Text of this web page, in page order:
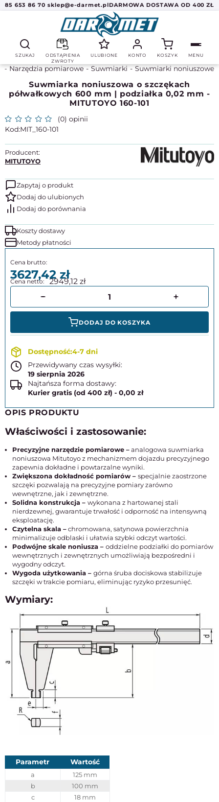
85 653 86 70 sklep@e-darmet.plDARMOWA DOSTAWA OD 400 ZŁ
SZUKAJ
ODSTĄPIENIA
ZWROTY
ULUBIONE KONTO KOSZYK MENU
Narzędzia pomiarowe Suwmiarki Suwmiarki noniuszowe
Suwmiarka noniuszowa o szczękach
półwałkowych 600 mm | podziałka 0,02 mm -
MITUTOYO 160-101
(0) opinii
MIT_160-101
Producent:
MITUTOYO
Zapytaj o produkt
Koszty dostawy
Metody płatności
3627,422949,12
DODAJ DO KOSZYKA
4-7 dni
Przewidywany czas wysyłki:
19 sierpnia 2026
Najtańsza forma dostawy:
Kurier gratis (od 400 zł) - 0,00 zł
OPIS PRODUKTU
Właściwości i zastosowanie:
Precyzyjne narzędzie pomiarowe –analogowa suwmiarka
noniuszowa Mitutoyo z mechanizmem dojazdu precyzyjnego
zapewnia dokładne i powtarzalne wyniki.
Zwiększona dokładność pomiarów – specjalnie zaostrzone
szczęki pozwalają na precyzyjne pomiary zarówno
wewnętrzne, jak i zewnętrzne.
Solidna konstrukcja – wykonana z hartowanej stali
nierdzewnej, gwarantuje trwałość i odporność na intensywną
eksploatację.
Czytelna skala –chromowana, satynowa powierzchnia
minimalizuje odblaski i ułatwia szybki odczyt wartości.
Podwójne skale noniusza – oddzielne podziałki do pomiarów
wewnętrznych i zewnętrznych umożliwiają bezpośredni i
wygodny odczyt.
Wygoda użytkowania – górna śruba dociskowa stabilizuje
szczęki w trakcie pomiaru, eliminując ryzyko przesunięć.
Wymiary:
Parametr Wartość
a
125 mm
b
100 mm
c
18 mm